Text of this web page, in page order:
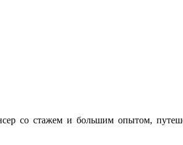
Узнать
со стажем и большим опытом,